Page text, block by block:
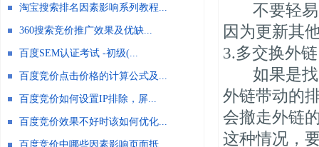
不要轻易
因为更新其
3.多交换外链
如果是找
外链带动的
会撤走外链
这种情况，
淘宝搜索排名因素影响系列教程...
360搜索竞价推广效果及优缺...
百度SEM认证考试 -初级(...
百度竞价点击价格的计算公式及...
百度竞价如何设置IP排除，屏...
百度竞价效果不好时该如何优化...
百度竞价中哪些因素影响页面抵...